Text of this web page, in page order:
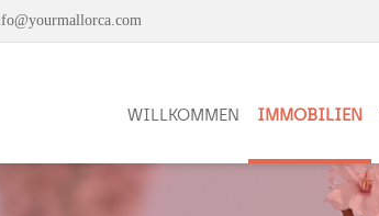
WILLKOMMEN IMMOBILIEN